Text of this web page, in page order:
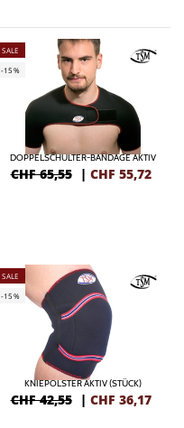
SALE
-15%
DOPPELSCHULTER-BANDAGE AKTIV
CHF 65,55 | CHF 55,72
SALE
-15%
KNIEPOLSTER AKTIV (STÜCK)
CHF 42,55 | CHF 36,17